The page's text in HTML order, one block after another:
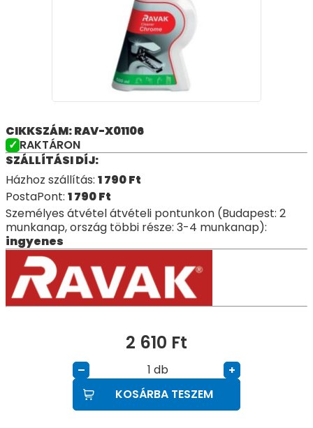
CIKKSZÁM: RAV-X01106
RAKTÁRON
SZÁLLÍTÁSI DÍJ:
Házhoz szállítás: 1 790Ft
PostaPont: 1 790Ft
Személyes átvétel átvételi pontunkon (Budapest: 2
munkanap, ország többi része: 3-4 munkanap):
ingyenes
2 610 Ft
– db
+
KOSÁRBA TESZEM